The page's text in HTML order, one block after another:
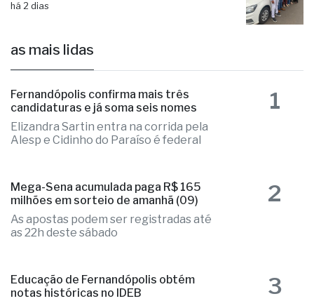
há 2 dias
as mais lidas
Fernandópolis confirma mais três
candidaturas e já soma seis nomes
Elizandra Sartin entra na corrida pela
Alesp e Cidinho do Paraíso é federal
1
Mega-Sena acumulada paga R$ 165
milhões em sorteio de amanhã (09)
As apostas podem ser registradas até
as 22h deste sábado
2
Educação de Fernandópolis obtém
notas históricas no IDEB
3